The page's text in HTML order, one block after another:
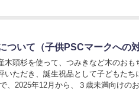
ついて（子供PSCマークへの対
木頭杉を使って、つみきなど木のおも
いただき、誕生祝品として子どもた
、2025年12月から、３歳未満向けの